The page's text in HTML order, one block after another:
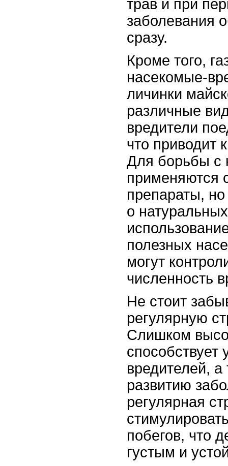
трав и при
заболевания
сразу.
Кроме того,
насекомые-
личинки
различные
вредители
что приводит
Для борьбы с
применяются
препараты,
о
полезных
могут
численность
Не стоит
регулярную
Слишком
способствует
вредителей, а
развитию
регулярная
побегов, что
густым и